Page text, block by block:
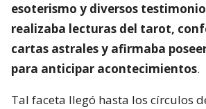
esoterismo y diversos
realizaba lecturas del tarot,
cartas astrales y afirmaba
para anticipar acontecimientos.
Tal faceta llegó hasta los círculos